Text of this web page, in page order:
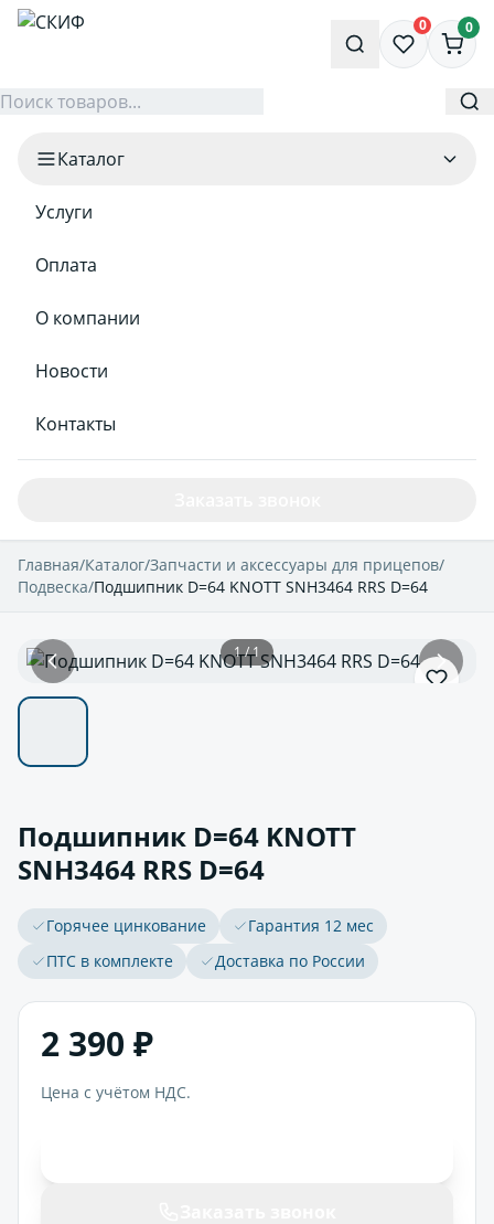
0 0
Каталог
Услуги
Оплата
О компании
Новости
Контакты
Главная/Каталог/Запчасти и аксессуары для прицепов/
Подвеска/Подшипник D=64 KNOTT SNH3464 RRS D=64
1 / 1
Подшипник D=64 KNOTT
SNH3464 RRS D=64
Горячее цинкование
Гарантия 12 мес
ПТС в комплекте
Доставка по России
2 390 ₽
Цена с учётом НДС.